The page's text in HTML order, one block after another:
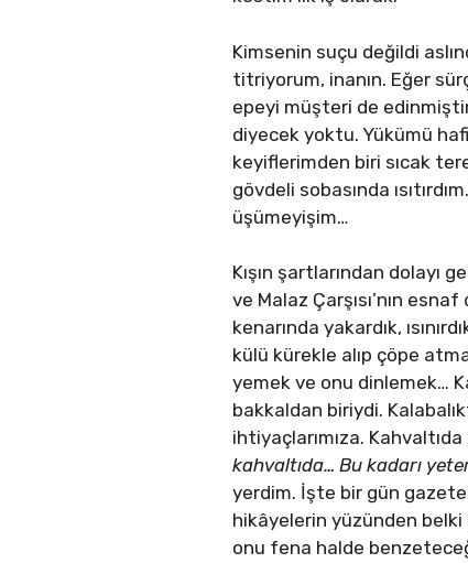
Kimsenin suçu değildi
titriyorum, inanın. Eğer
epeyi müşteri de
diyecek yoktu. Yükümü
keyiflerimden biri sıcak
gövdeli sobasında
üşümeyişim…
Kışın şartlarından dolayı
ve Malaz Çarşısı’nın
kenarında yakardık,
külü kürekle alıp çöpe
yemek ve onu dinlemek…
bakkaldan biriydi.
ihtiyaçlarımıza.
kahvaltıda… Bu kadarı
yerdim. İşte bir gün
hikâyelerin yüzünden belki
onu fena halde